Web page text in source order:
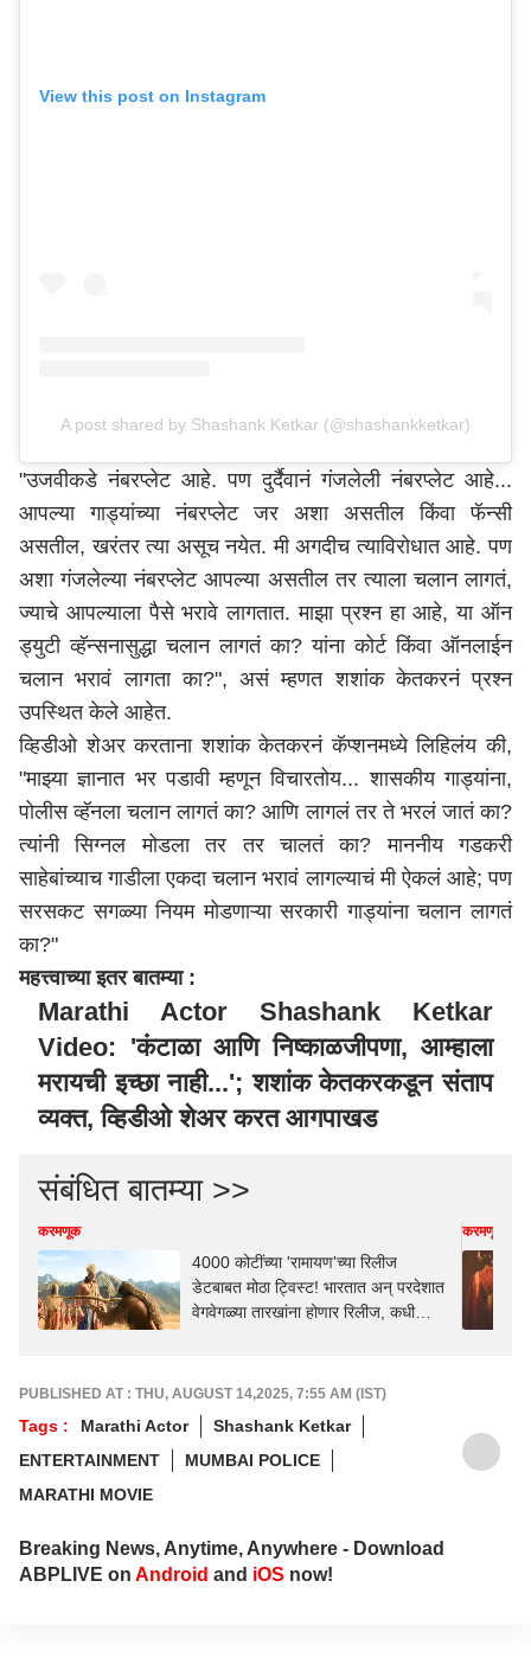
View this post on Instagram
A post shared by Shashank Ketkar (@shashankketkar)
"उजवीकडे नंबरप्लेट आहे. पण दुर्दैवानं गंजलेली नंबरप्लेट आहे...
आपल्या गाड्यांच्या नंबरप्लेट जर अशा असतील किंवा फॅन्सी
असतील, खरंतर त्या असूच नयेत. मी अगदीच त्याविरोधात आहे. पण
अशा गंजलेल्या नंबरप्लेट आपल्या असतील तर त्याला चलान लागतं,
ज्याचे आपल्याला पैसे भरावे लागतात. माझा प्रश्न हा आहे, या ऑन
ड्युटी व्हॅन्सनासुद्धा चलान लागतं का? यांना कोर्ट किंवा ऑनलाईन
चलान भरावं लागता का?", असं म्हणत शशांक केतकरनं प्रश्न
उपस्थित केले आहेत.
व्हिडीओ शेअर करताना शशांक केतकरनं कॅप्शनमध्ये लिहिलंय की,
"माझ्या ज्ञानात भर पडावी म्हणून विचारतोय... शासकीय गाड्यांना,
पोलीस व्हॅनला चलान लागतं का? आणि लागलं तर ते भरलं जातं का?
त्यांनी सिग्नल मोडला तर तर चालतं का? माननीय गडकरी
साहेबांच्याच गाडीला एकदा चलान भरावं लागल्याचं मी ऐकलं आहे; पण
सरसकट सगळ्या नियम मोडणाऱ्या सरकारी गाड्यांना चलान लागतं
का?"
महत्त्वाच्या इतर बातम्या :
Marathi Actor Shashank Ketkar
Video: 'कंटाळा आणि निष्काळजीपणा, आम्हाला
मरायची इच्छा नाही...'; शशांक केतकरकडून संताप
व्यक्त, व्हिडीओ शेअर करत आगपाखड
संबंधित बातम्या >>
करमणूक
4000 कोटींच्या 'रामायण'च्या रिलीज
डेटबाबत मोठा ट्विस्ट! भारतात अन् परदेशात
वेगवेगळ्या तारखांना होणार रिलीज, कधी
करमणूक
PUBLISHED AT : THU, AUGUST 14,2025, 7:55 AM (IST)
Tags : Marathi Actor
Shashank Ketkar
ENTERTAINMENT
MUMBAI POLICE
MARATHI MOVIE
Breaking News, Anytime, Anywhere - Download
ABPLIVE on Android and iOS now!